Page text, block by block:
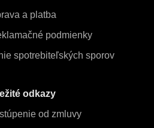
a platba
podmienky
spotrebiteľských sporov
odkazy
od zmluvy